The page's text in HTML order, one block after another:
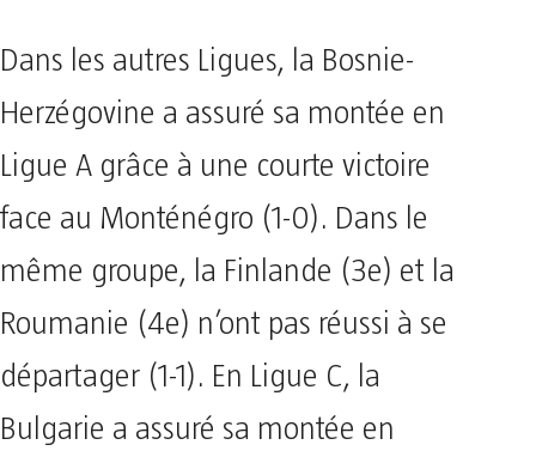
Dans les autres Ligues, la Bosnie-
Herzégovine a assuré sa montée en
Ligue A grâce à une courte victoire
face au Monténégro (1-0). Dans le
même groupe, la Finlande (3e) et la
Roumanie (4e) n’ont pas réussi à se
départager (1-1). En Ligue C, la
Bulgarie a assuré sa montée en